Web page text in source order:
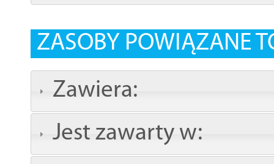
ZASOBY POWIĄZANE
Zawiera:
Jest zawarty w: